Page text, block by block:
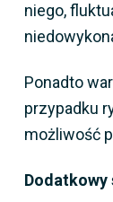
niego,
Ponadto
przypadku
możliwość
Dodatkowy